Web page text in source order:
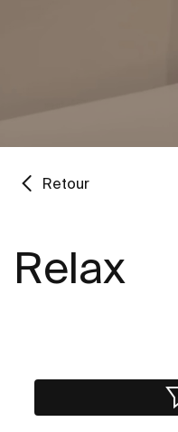
Retour
Relax